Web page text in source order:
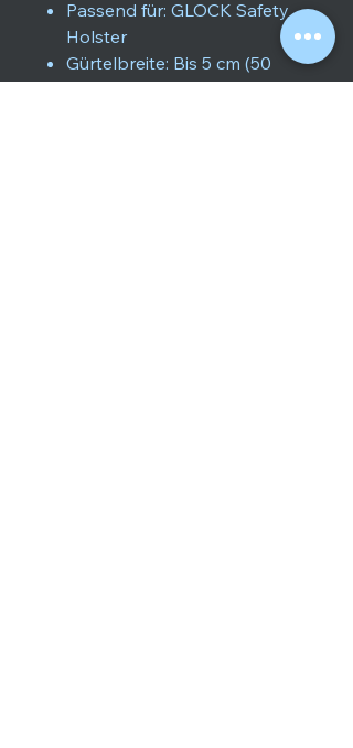
Passend für: GLOCK Safety
Holster
Gürtelbreite: Bis 5 cm (50